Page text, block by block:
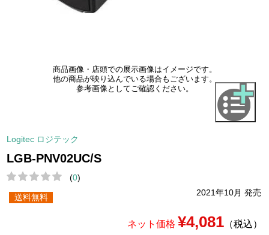
商品画像・店頭での展示画像はイメージです。
他の商品が映り込んでいる場合もございます。
参考画像としてご確認ください。
Logitec ロジテック
LGB-PNV02UC/S
(0)
2021年10月 発売
送料無料
ネット価格 ¥4,081（税込）